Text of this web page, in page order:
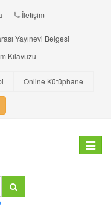
İletişim
Yayınevi Belgesi
Kılavuzu
Online Kütüphane
Toggle